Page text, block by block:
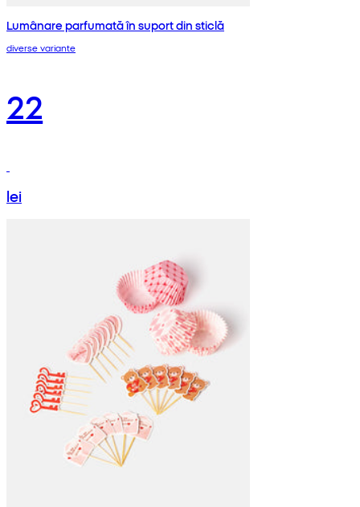
Lumânare parfumată în suport din sticlă
diverse variante
22
lei